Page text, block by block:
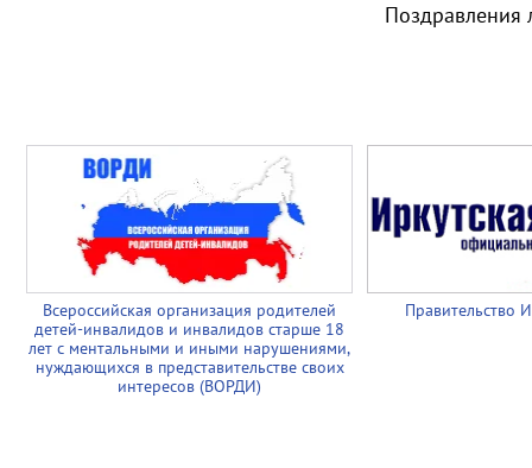
Поздравления
Всероссийская организация родителей
детей-инвалидов и инвалидов старше 18
лет с ментальными и иными нарушениями,
нуждающихся в представительстве своих
интересов (ВОРДИ)
Правительство